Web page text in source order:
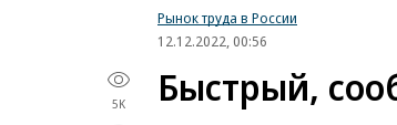
Рынок труда в России
12.12.2022, 00:56
5K Быстрый,